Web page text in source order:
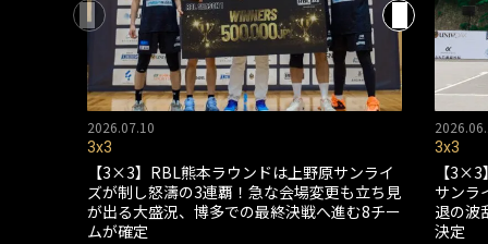
2026.07.10
3x3
【3×3】RBL熊本ラウンドは上野原サンライ
ズが制し怒濤の3連覇！急な会場変更も立ち見
が出る大盛況、博多での最終決戦へ進む8チー
ムが確定
3x3
【
サンラ
退の波
決定